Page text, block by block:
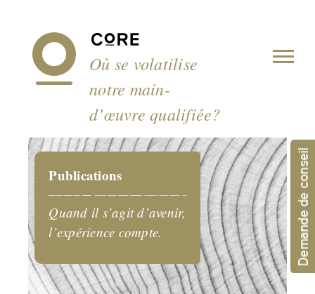
Où se volatilise
notre main-
d’œuvre qualifiée?
Publications
Quand il s’agit d’avenir,
l’expérience compte.
Demande de conseil